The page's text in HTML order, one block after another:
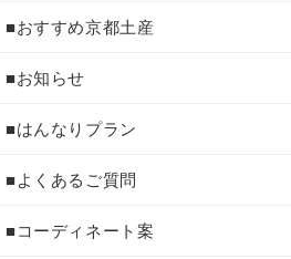
■おすすめ京都土産
■お知らせ
■はんなりプラン
■よくあるご質問
■コーディネート案